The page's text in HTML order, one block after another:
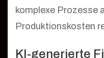
komplexe Prozesse
Produktionskosten
KI-generierte